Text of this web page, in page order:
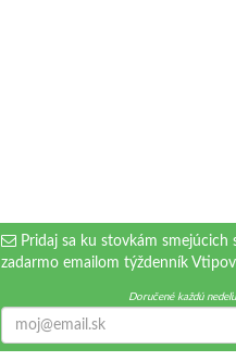
Pridaj sa ku stovkám smejúcich
zadarmo emailom týždenník
Doručené každú nedeľu